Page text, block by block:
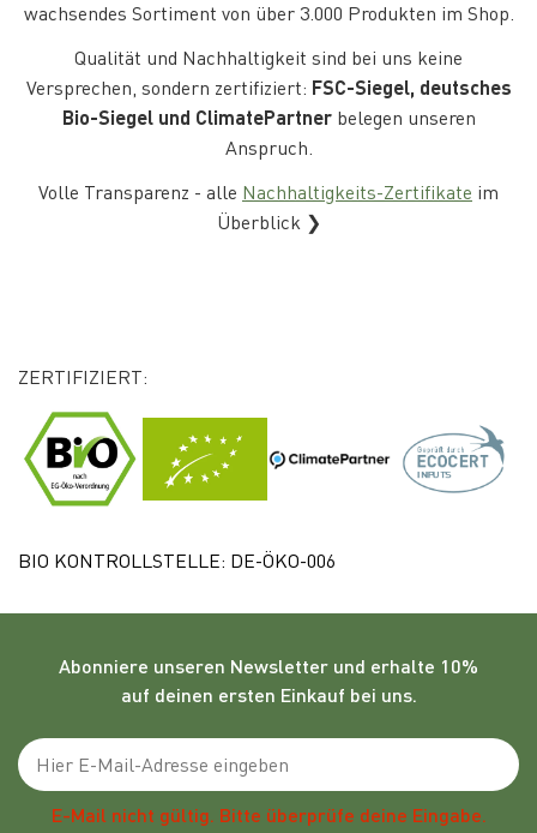
wachsendes Sortiment von über 3.000 Produkten im Shop.
Qualität und Nachhaltigkeit sind bei uns keine
Versprechen, sondern zertifiziert: FSC-Siegel, deutsches
Bio-Siegel und ClimatePartnerbelegen unseren
Anspruch.
Volle Transparenz - alle Nachhaltigkeits-Zertifikate im
Überblick ❯
ZERTIFIZIERT:
BIO KONTROLLSTELLE: DE-ÖKO-006
Abonniere unseren Newsletter und erhalte 10%
auf deinen ersten Einkauf bei uns.
Emailadresse
E-Mail nicht gültig. Bitte überprüfe deine Eingabe.